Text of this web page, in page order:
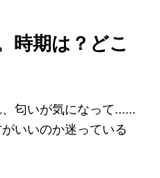
時期は？どこ
匂いが気になって......
いいのか迷っている